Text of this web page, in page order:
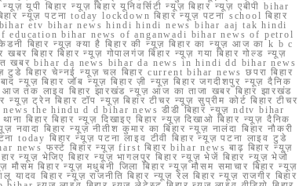
यूपी बिहार न्यूज़ बिहार यूनिवर्सिटी न्यूज़ बिहार न्यूज़ एबीपी bihar
न्यूज़ पटना today lockdown बिहार न्यूज़ पटना school बिहार
/bihar etv bihar news hindi hindi news bihar aaj tak hindi
education bihar news of anganwadi bihar news of petrol
बिहार न्यूज़ क्या है बिहार की न्यूज़ बिहार का न्यूज़ आज का k b c
बिहार बिहार न्यूज़ गोपालगंज बिहार न्यूज़ गया बिहार गोल्ड न्यूज़
खबर bihar da news bihar da news in hindi dd bihar news
टुडे बिहार चेन्नई न्यूज़ चल बिहार current bihar news छपरा बिहार
न्यूज़ बिहार जॉब न्यूज़ बिहार ज़ी न्यूज़ बिहार जगदीशपुर न्यूज़ दैनिक
आज तक लाइव बिहार झारखंड न्यूज़ आज का ताजा खबर बिहार झारखंड
ट्रेन बिहार टॉप न्यूज़ बिहार टीचर न्यूज़ सुप्रीम कोर्ट बिहार टीचर
the hindu d d bihar news डीडी बिहार न्यूज़ ndtv bihar
बिहार बिहार न्यूज़ दिखाइए बिहार न्यूज़ दिखाओ बिहार न्यूज़ दैनिक
नवादा बिहार न्यूज़ नीतीश कुमार का बिहार न्यूज़ नालंदा बिहार नौकरी
today बिहार न्यूज़ पटना लाइव टीवी बिहार न्यूज़ पटना लाइव टुडे
फर्स्ट बिहार न्यूज़ first बिहार bihar news बाढ़ बिहार न्यूज़
न्यूज़ भेजिए बिहार न्यूज़ भागलपुर बिहार न्यूज़ भेजें बिहार न्यूज़ भेजो
बिहार न्यूज़ मधुबनी जिला बिहार न्यूज़ मौसम समाचार बिहार न्यूज़
बिहार न्यूज़ राजनीति बिहार न्यूज़ रेल बिहार न्यूज़ राजगीर बिहार